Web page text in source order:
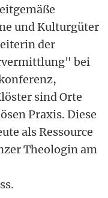
und Kulturgüter
der
bei
sind Orte
Praxis. Diese
als Ressource
Theologin am